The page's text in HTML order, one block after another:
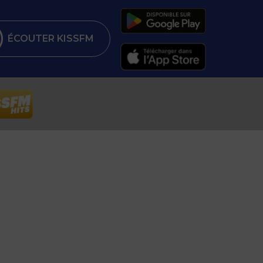
ÉCOUTER KISSFM